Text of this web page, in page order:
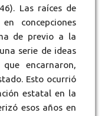
Las raíces de
concepciones
de previo a la
serie de ideas
encarnaron,
Esto ocurrió
estatal en la
esos años en